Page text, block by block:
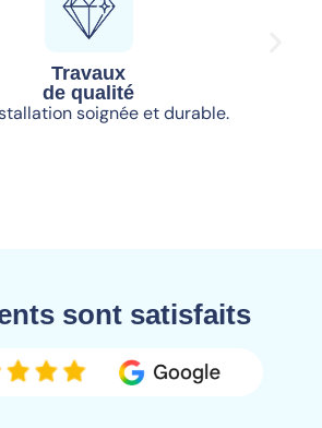
Travaux
de qualité
soignée et durable.
sont satisfaits